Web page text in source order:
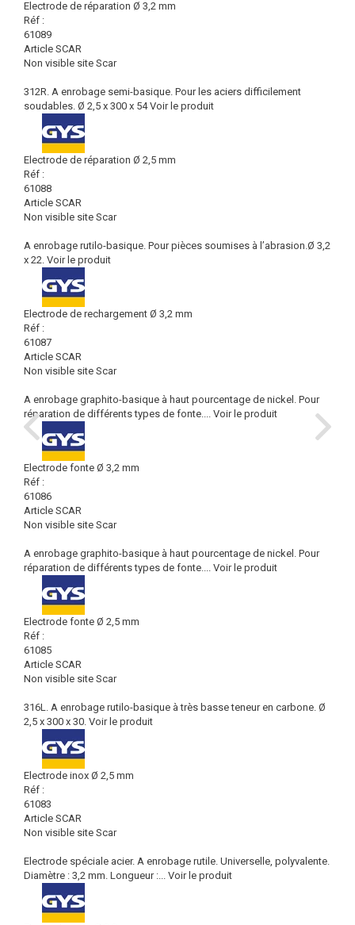
Electrode de réparation Ø 3,2 mm
Réf :
61089
Article SCAR
Non visible site Scar
312R. A enrobage semi-basique. Pour les aciers difficilement
soudables. Ø 2,5 x 300 x 54 Voir le produit
Electrode de réparation Ø 2,5 mm
Réf :
61088
Article SCAR
Non visible site Scar
A enrobage rutilo-basique. Pour pièces soumises à l’abrasion.Ø 3,2
x 22. Voir le produit
Electrode de rechargement Ø 3,2 mm
Réf :
61087
Article SCAR
Non visible site Scar
A enrobage graphito-basique à haut pourcentage de nickel. Pour
réparation de différents types de fonte.... Voir le produit
Electrode fonte Ø 3,2 mm
Réf :
61086
Article SCAR
Non visible site Scar
A enrobage graphito-basique à haut pourcentage de nickel. Pour
réparation de différents types de fonte.... Voir le produit
Electrode fonte Ø 2,5 mm
Réf :
61085
Article SCAR
Non visible site Scar
316L. A enrobage rutilo-basique à très basse teneur en carbone. Ø
2,5 x 300 x 30. Voir le produit
Electrode inox Ø 2,5 mm
Réf :
61083
Article SCAR
Non visible site Scar
Electrode spéciale acier. A enrobage rutile. Universelle, polyvalente.
Diamètre : 3,2 mm. Longueur :... Voir le produit